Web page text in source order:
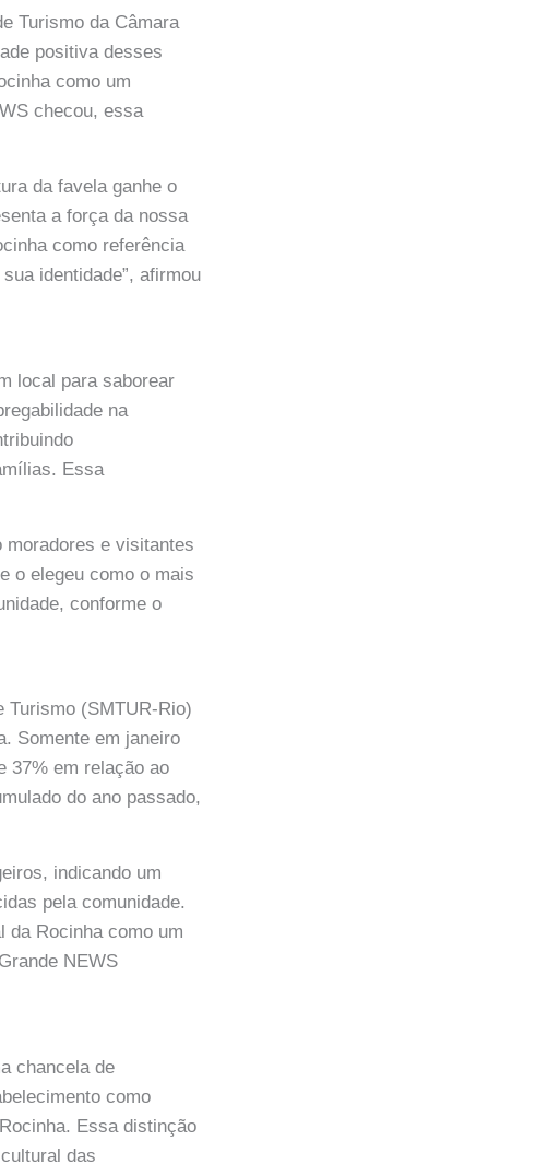
Turismo da Câmara
positiva desses
como um
checou, essa
da favela ganhe o
a força da nossa
como referência
identidade”, afirmou
local para saborear
na
Essa
moradores e visitantes
o elegeu como o mais
conforme o
Turismo (SMTUR-Rio)
Somente em janeiro
37% em relação ao
do ano passado,
indicando um
pela comunidade.
da Rocinha como um
NEWS
chancela de
como
Essa distinção
das